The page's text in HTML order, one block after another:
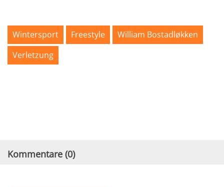
Wintersport Freestyle
William Bostadløkken
Verletzung
Kommentare (0)